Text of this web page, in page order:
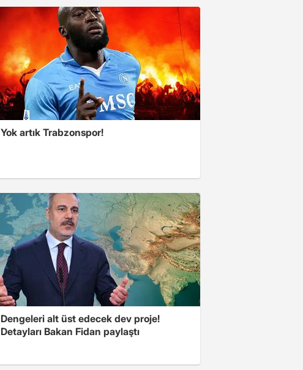
Yok artık Trabzonspor!
Dengeleri alt üst edecek dev proje!
Detayları Bakan Fidan paylaştı